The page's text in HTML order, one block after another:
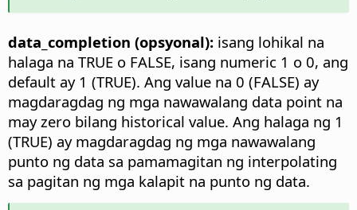
data_completion (opsyonal): isang lohikal na
halaga na TRUE o FALSE, isang numeric 1 o 0, ang
default ay 1 (TRUE). Ang value na 0 (FALSE) ay
magdaragdag ng mga nawawalang data point na
may zero bilang historical value. Ang halaga ng 1
(TRUE) ay magdaragdag ng mga nawawalang
punto ng data sa pamamagitan ng interpolating
sa pagitan ng mga kalapit na punto ng data.